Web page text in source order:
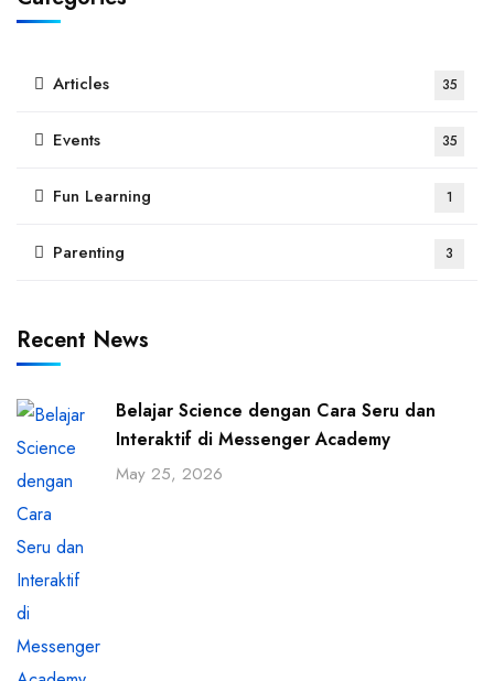
Articles 35
Events 35
Fun Learning 1
Parenting 3
Recent News
Belajar Science dengan Cara Seru dan
Interaktif di Messenger Academy
May 25, 2026